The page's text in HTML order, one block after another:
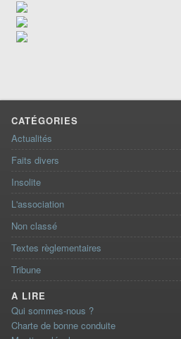
CATÉGORIES
Actualités
Faits divers
Insolite
L'association
Non classé
Textes règlementaires
Tribune
A LIRE
Qui sommes-nous ?
Charte de bonne conduite